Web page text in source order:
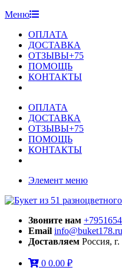
Меню
ОПЛАТА
ДОСТАВКА
ОТЗЫВЫ+75
ПОМОЩЬ
КОНТАКТЫ
ОПЛАТА
ДОСТАВКА
ОТЗЫВЫ+75
ПОМОЩЬ
КОНТАКТЫ
Элемент меню
Звоните нам
Email info@buket178.ru
Доставляем Россия,
0 0.00 ₽